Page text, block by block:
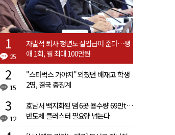
25
자발적 퇴사 청년도 실업급여 준다…생
애 1회, 월 최대 100만원
15
"스타벅스 가야지" 외쳤던 배재고 학생
2명, 결국 중징계
12
호남서 백지화된 댐 6곳 용수량 69만t…
반도체 클러스터 필요량 넘는다